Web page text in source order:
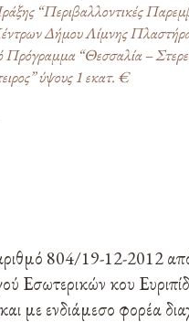
“Περιβαλλοντικές
Δήμου Λίμνης
Πρόγραμμα “Θεσσαλία –
ύψους 1 εκατ. €
804/19-12-2012
Εσωτερικών κου
με ενδιάμεσο φορέα